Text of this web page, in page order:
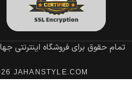
تمام حقوق برای فروشگاه اینترنتی
JAHANSTYLE.COM